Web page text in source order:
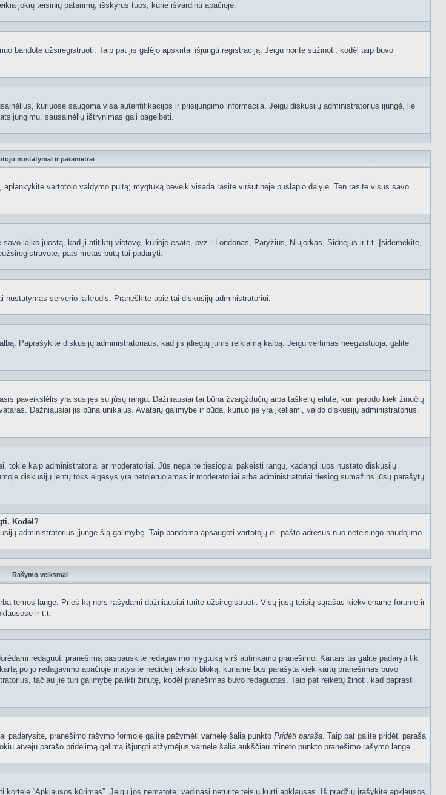
jokių teisinių patarimų, išskyrus tuos, kurie išvardinti apačioje.
bandote užsiregistruoti. Taip pat jis galėjo apskritai išjungti registraciją. Jeigu norite sužinoti, kodėl taip buvo
kuriuose saugoma visa autentifikacijos ir prisijungimo informacija. Jeigu diskusijų administratorius įjungė, jie
sausainėlių ištrynimas gali pagelbėti.
nustatymai ir parametrai
vartotojo valdymo pultą; mygtuką beveik visada rasite viršutinėje puslapio dalyje. Ten rasite visus savo
laiko juostą, kad ji atitiktų vietovę, kurioje esate, pvz.: Londonas, Paryžius, Niujorkas, Sidnėjus ir t.t. Įsidėmėkite,
pats metas būtų tai padaryti.
serverio laikrodis. Praneškite apie tai diskusijų administratoriui.
Paprašykite diskusijų administratoriaus, kad jis įdiegtų jums reikiamą kalbą. Jeigu vertimas neegzistuoja, galite
paveikslėlis yra susijęs su jūsų rangu. Dažniausiai tai būna žvaigždučių arba taškelių eilutė, kuri parodo kiek žinučių
Dažniausiai jis būna unikalus. Avatarų galimybę ir būdą, kuriuo jie yra įkeliami, valdo diskusijų administratorius.
kaip administratoriai ar moderatoriai. Jūs negalite tiesiogiai pakeisti rangų, kadangi juos nustato diskusijų
diskusijų lentų toks elgesys yra netoleruojamas ir moderatoriai arba administratoriai tiesiog sumažins jūsų parašytų
Kodėl?
administratorius įjungė šią galimybę. Taip bandoma apsaugoti vartotojų el. pašto adresus nuo neteisingo naudojimo.
Rašymo veiksmai
temos lange. Prieš ką nors rašydami dažniausiai turite užsiregistruoti. Visų jūsų teisių sąrašas kiekviename forume ir
ir t.t.
redaguoti pranešimą paspauskite redagavimo mygtuką virš atitinkamo pranešimo. Kartais tai galite padaryti tik
po jo redagavimo apačioje matysite nedidelį teksto bloką, kuriame bus parašyta kiek kartų pranešimas buvo
tačiau jie turi galimybę palikti žinutę, kodėl pranešimas buvo redaguotas. Taip pat reikėtų žinoti, kad paprasti
padarysite, pranešimo rašymo formoje galite pažymėti varnelę šalia punkto Pridėti parašą. Taip pat galite pridėti parašą
atveju parašo pridėjimą galimą išjungti atžymėjus varnelę šalia aukščiau minėto punkto pranešimo rašymo lange.
“Apklausos kūrimas”. Jeigu jos nematote, vadinasi neturite teisių kurti apklausas. Iš pradžių įrašykite apklausos